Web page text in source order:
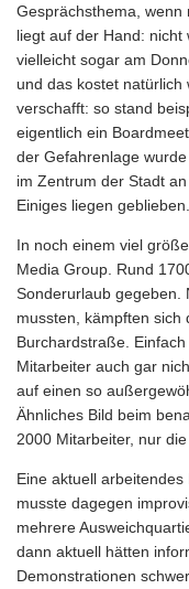
Gesprächsthema, wenn
liegt auf der Hand:
vielleicht sogar am
und das kostet
verschafft: so stand
eigentlich ein
der Gefahrenlage
im Zentrum der Stadt
Einiges liegen geblieben.
In noch einem viel
Media Group. Rund
Sonderurlaub gegeben.
mussten, kämpften sich
Burchardstraße.
Mitarbeiter auch gar
auf einen so
Ähnliches Bild beim
2000 Mitarbeiter, nur
Eine aktuell
musste dagegen
mehrere
dann aktuell hätten
Demonstrationen